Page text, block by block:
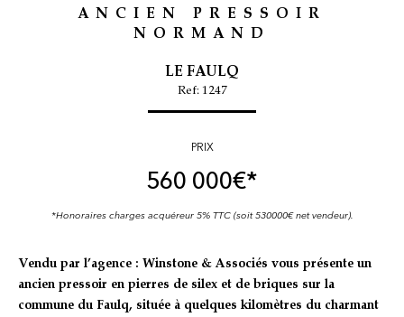
ANCIEN PRESSOIR
NORMAND
LE FAULQ
Ref: 1247
PRIX
560 000€*
*Honoraires charges acquéreur 5% TTC (soit 530000€ net vendeur).
Vendu par l’agence : Winstone & Associés vous présente un
ancien pressoir en pierres de silex et de briques sur la
commune du Faulq, située à quelques kilomètres du charmant